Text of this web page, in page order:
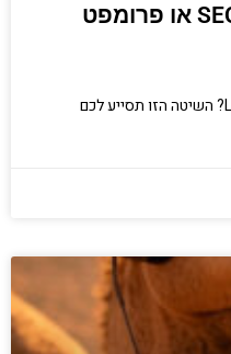
SEQUENCE ENCLOSURE או פרומפט
מפתחים מערכת שמשתמשת ב-LLM? השיטה הזו תסייע לכם